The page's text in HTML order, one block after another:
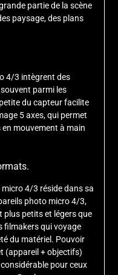
partie de la scène
paysage, des plans
4/3 intègrent des
parmi les
du capteur facilite
5 axes, qui permet
mouvement à main
4/3 réside dans sa
photo micro 4/3,
plus petits et légers que
filmakers qui voyage
du matériel. Pouvoir
(appareil + objectifs)
pour ceux